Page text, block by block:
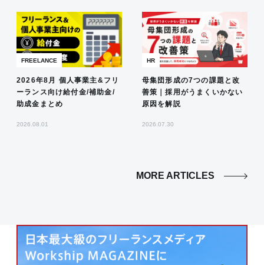
FREELANCE
2026年8月 個人事業主&フリ
ーランス向け給付金/補助金/
助成金まとめ
2026.08.01
HR
母集団形成の7つの課題と改
善策｜採用がうまくいかない
原因を解説
2026.07.30
MORE ARTICLES